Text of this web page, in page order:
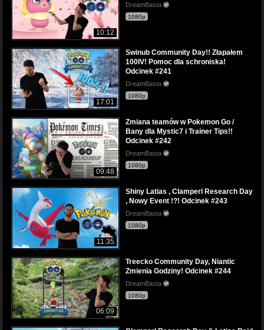
10:12
DreamBasta
1080p
17:01
Swinub Community Day!! Złapałem
100IV! Pomoc dla schroniska!
Odcinek #241
DreamBasta
1080p
09:48
Zmiana teamów w Pokemon Go /
Bany dla Mystic7 i Trainer Tips!!
Odcinek #242
DreamBasta
1080p
11:35
Shiny Latias , Clamperl Research Day
, Nowy Event !?! Odcinek #243
DreamBasta
1080p
06:09
Treecko Community Day, Niantic
Zmienia Godziny! Odcinek #244
DreamBasta
1080p